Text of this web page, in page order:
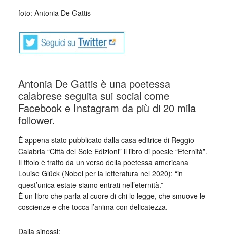
foto: Antonia De Gattis
Antonia De Gattis è una poetessa
calabrese seguita sui social come
Facebook e Instagram da più di 20 mila
follower.
È appena stato pubblicato dalla casa editrice di Reggio
Calabria “Città del Sole Edizioni” il libro di poesie “Eternità”.
Il titolo è tratto da un verso della poetessa americana
Louise Glück (Nobel per la letteratura nel 2020): “in
quest’unica estate siamo entrati nell’eternità.”
È un libro che parla al cuore di chi lo legge, che smuove le
coscienze e che tocca l’anima con delicatezza.
Dalla sinossi: